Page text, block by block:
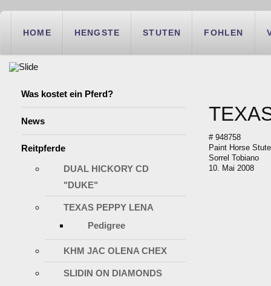
HOME HENGSTE STUTEN FOHLEN
Was kostet ein Pferd?
News
Reitpferde
DUAL HICKORY CD
"DUKE"
TEXAS PEPPY LENA
Pedigree
KHM JAC OLENA CHEX
SLIDIN ON DIAMONDS
# 948758
Paint Horse Stute
Sorrel Tobiano
10. Mai 2008